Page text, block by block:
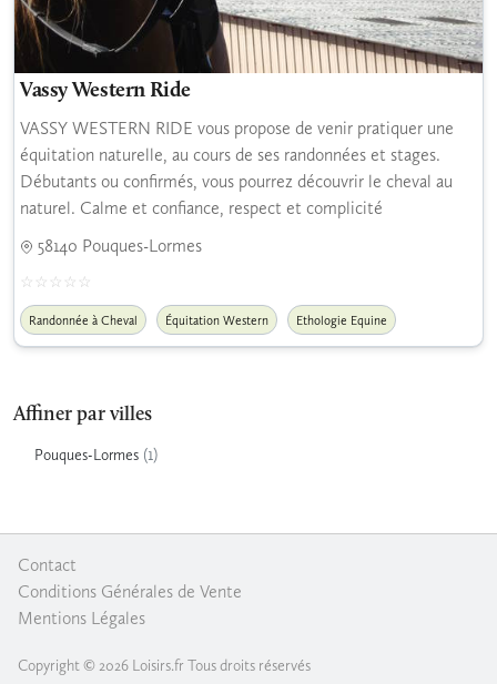
Affiner par villes
Pouques-Lormes (1)
Vassy Western Ride
VASSY WESTERN RIDE vous propose de venir pratiquer une
équitation naturelle, au cours de ses randonnées et stages.
Débutants ou confirmés, vous pourrez découvrir le cheval au
naturel. Calme et confiance, respect et complicité
58140 Pouques-Lormes
Randonnée à Cheval Équitation Western Ethologie Equine
Contact
Conditions Générales de Vente
Mentions Légales
Copyright © 2026 Loisirs.fr Tous droits réservés